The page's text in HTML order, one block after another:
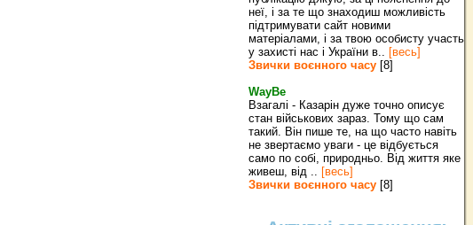
неї, і за те що знаходиш можливість
підтримувати сайт новими
матеріалами, і за твою особисту участь
у захисті нас і України в.. [весь]
Звички воєнного часу [8]
WayBe
Взагалі - Казарін дуже точно описує
стан військових зараз. Тому що сам
такий. Він пише те, на що часто навіть
не звертаємо уваги - це відбується
само по собі, природньо. Від життя яке
живеш, від .. [весь]
Звички воєнного часу [8]